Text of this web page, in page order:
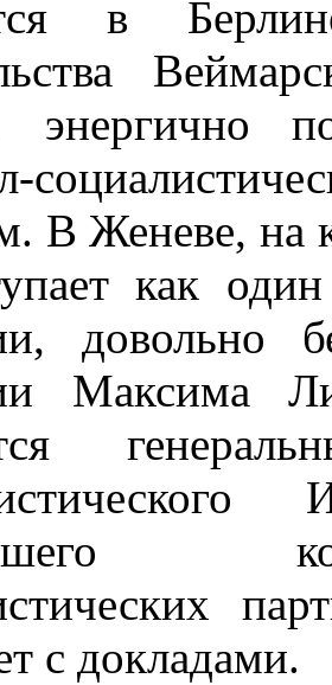
в
энергично
В Женеве, на
как один
довольно
Максима
с докладами.